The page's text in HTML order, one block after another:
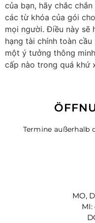
của bạn, hãy chắc
các từ khóa của gói
mọi người. Điều này sẽ
hạng tài chính toàn
một ý tưởng thông
cấp nào trong quá khứ
Termine außerhalb
MO,
MI: